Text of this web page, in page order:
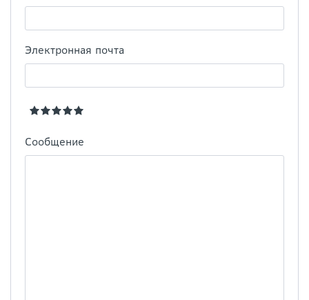
Электронная почта
Сообщение